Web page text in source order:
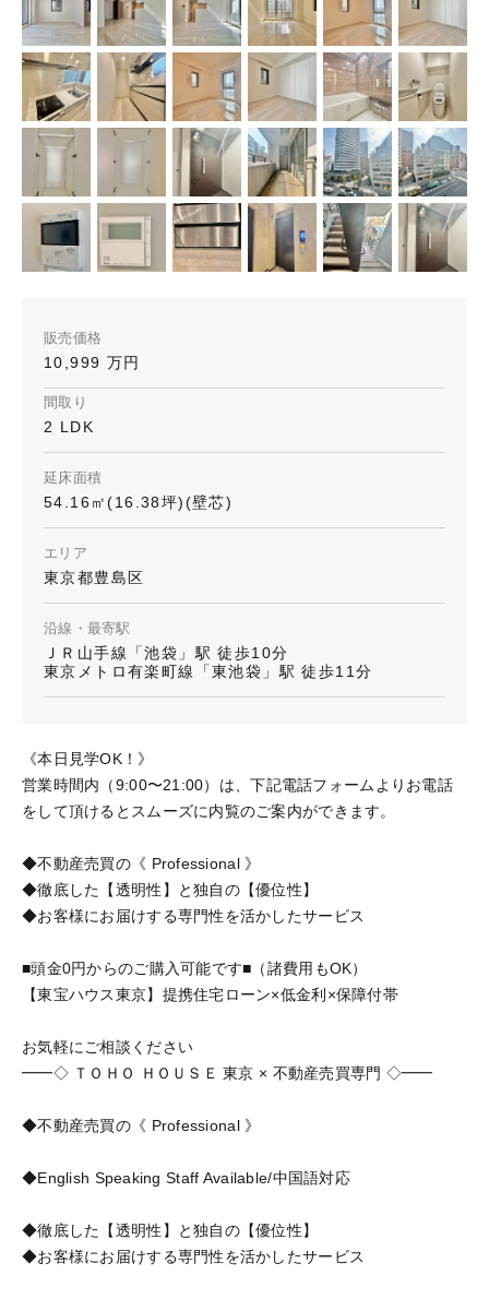
販売価格
10,999 万円
間取り
2 LDK
延床面積
54.16㎡(16.38坪)(壁芯)
エリア
東京都豊島区
沿線・最寄駅
ＪＲ山手線「池袋」駅 徒歩10分
東京メトロ有楽町線「東池袋」駅 徒歩11分
《本日見学OK！》
営業時間内（9:00〜21:00）は、下記電話フォームよりお電話
をして頂けるとスムーズに内覧のご案内ができます。
◆不動産売買の《 Professional 》
◆徹底した【透明性】と独自の【優位性】
◆お客様にお届けする専門性を活かしたサービス
■頭金0円からのご購入可能です■（諸費用もOK）
【東宝ハウス東京】提携住宅ローン×低金利×保障付帯
お気軽にご相談ください
━━◇ ＴＯＨＯ ＨＯＵＳＥ 東京 × 不動産売買専門 ◇━━
◆不動産売買の《 Professional 》
◆English Speaking Staff Available/中国語対応
◆徹底した【透明性】と独自の【優位性】
◆お客様にお届けする専門性を活かしたサービス